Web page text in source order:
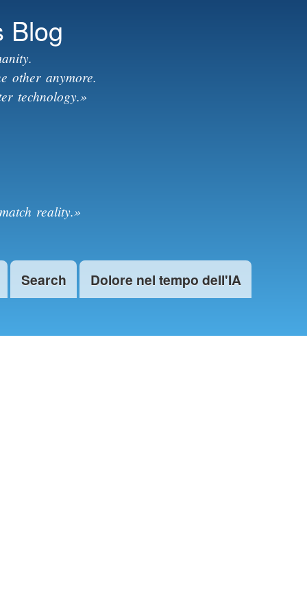
Blog
other anymore.
technology.»
reality.»
Search
Dolore nel tempo dell'IA